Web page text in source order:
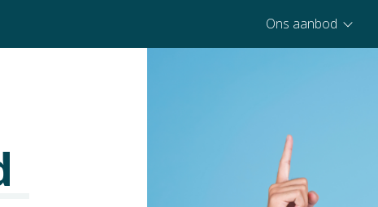
Ons aanbod